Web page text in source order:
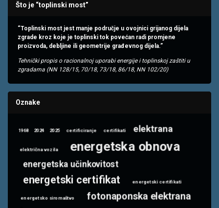
Što je “toplinski most”
“Toplinski most jest manje područje u ovojnici grijanog dijela
zgrade kroz koje je toplinski tok povećan radi promjene
proizvoda, debljine ili geometrije građevnog dijela.”
Tehnički propis o racionalnoj uporabi energije i toplinskoj zaštiti u
zgradama (NN 128/15, 70/18, 73/18, 86/18, NN 102/20)
Oznake
1968 2024 2025 certificiranje certifikati elektrana
električna vozila energetska obnova
energetska učinkovitost
energetski certifikat energetski certifikati
energetsko siromaštvo fotonaponska elektrana